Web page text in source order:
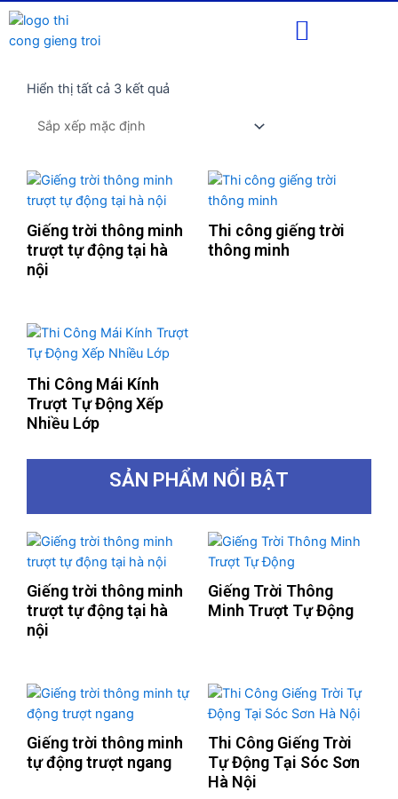
Hiển thị tất cả 3 kết quả
Giếng trời thông minh
trượt tự động tại hà
nội
Thi công giếng trời
thông minh
Thi Công Mái Kính
Trượt Tự Động Xếp
Nhiều Lớp
SẢN PHẨM NỔI BẬT
Giếng trời thông minh
trượt tự động tại hà
nội
Giếng Trời Thông
Minh Trượt Tự Động
Giếng trời thông minh
tự động trượt ngang
Thi Công Giếng Trời
Tự Động Tại Sóc Sơn
Hà Nội